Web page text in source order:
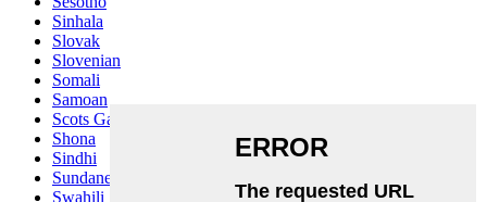
Sinhala
Slovak
Slovenian
Somali
Samoan
Scots Gaelic
Shona
Sindhi
Sundanese
Swahili